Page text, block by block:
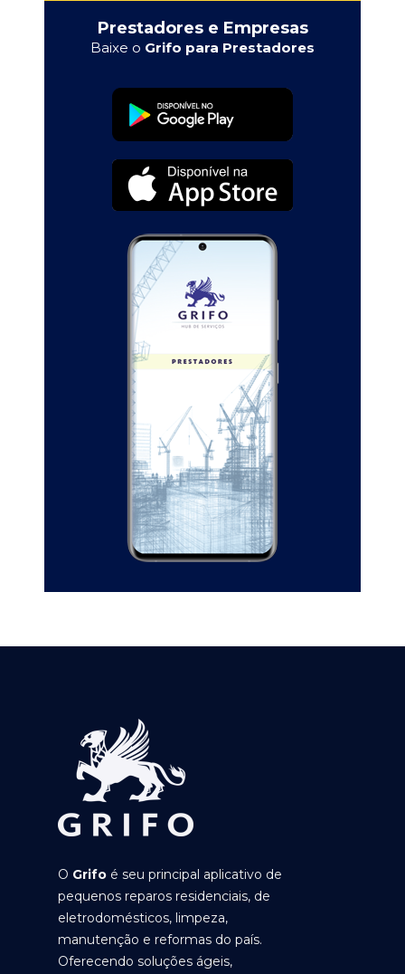
Prestadores e Empresas
Baixe o Grifo para Prestadores
O Grifo é seu principal aplicativo de
pequenos reparos residenciais, de
eletrodomésticos, limpeza,
manutenção e reformas do país.
Oferecendo soluções ágeis,